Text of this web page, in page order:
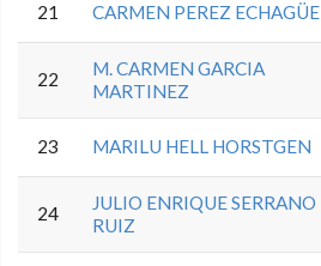
21 CARMEN PEREZ ECHAGÜE
22
M. CARMEN GARCIA
MARTINEZ
23 MARILU HELL HORSTGEN
24
JULIO ENRIQUE SERRANO
RUIZ